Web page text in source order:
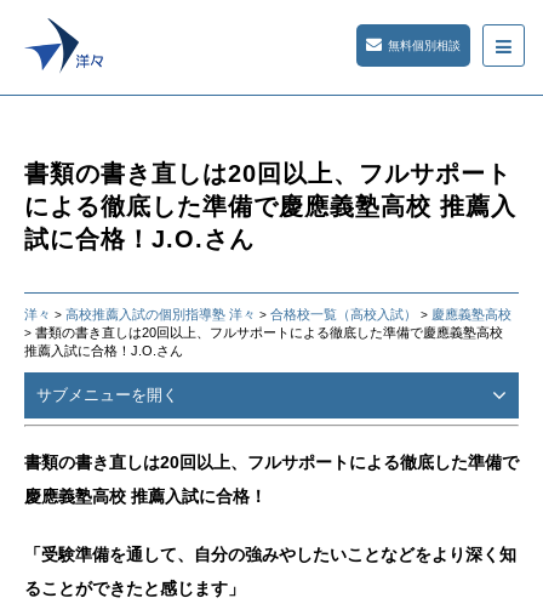
無料個別相談
書類の書き直しは20回以上、フルサポート
による徹底した準備で慶應義塾高校 推薦入
試に合格！J.O.さん
洋々 > 高校推薦入試の個別指導塾 洋々 > 合格校一覧（高校入試） > 慶應義塾高校
> 書類の書き直しは20回以上、フルサポートによる徹底した準備で慶應義塾高校
推薦入試に合格！J.O.さん
サブメニューを開く
書類の書き直しは20回以上、フルサポートによる徹底した準備で
慶應義塾高校 推薦入試に合格！
「受験準備を通して、自分の強みやしたいことなどをより深く知
ることができたと感じます」